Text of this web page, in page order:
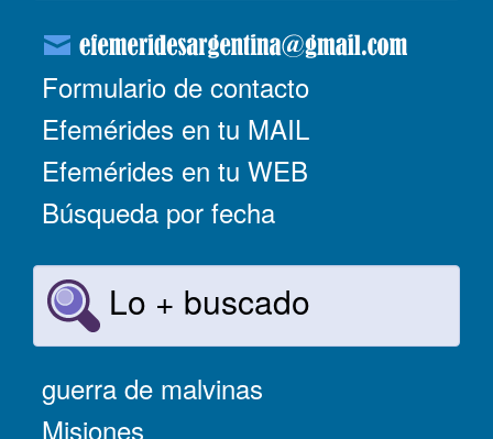
Formulario de contacto
Efemérides en tu MAIL
Efemérides en tu WEB
Búsqueda por fecha
Lo + buscado
guerra de malvinas
Misiones